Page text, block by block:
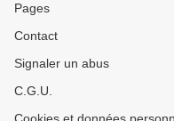
Pages
Contact
Signaler un abus
C.G.U.